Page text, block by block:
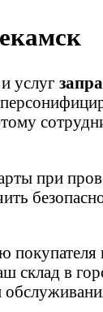
и услуг
при
покупателя
склад в